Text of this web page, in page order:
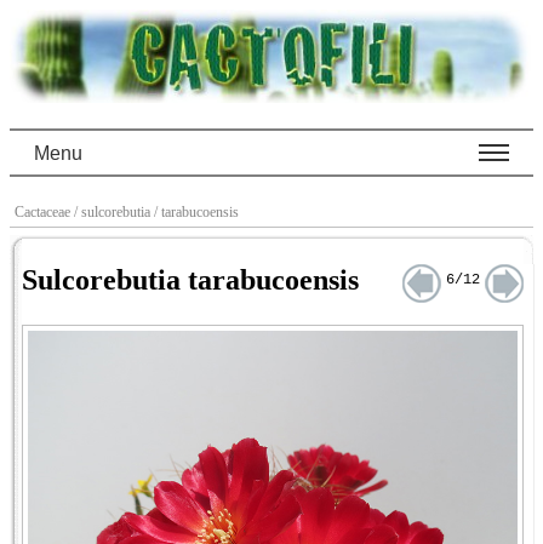
Menu
Cactaceae / sulcorebutia / tarabucoensis
Sulcorebutia tarabucoensis 6/12